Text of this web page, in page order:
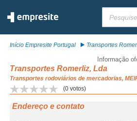
Início Empresite Portugal Transportes
Informação
Transportes Romerliz, Lda
Transportes rodoviários de mercadorias,
(0 votos)
Endereço e contato